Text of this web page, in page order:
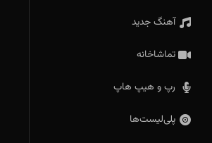
آهنگ جدید
تماشاخانه
رپ و هیپ هاپ
پلی‌لیست‌ها